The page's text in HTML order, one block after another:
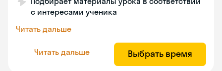
с интересами ученика
Читать дальше
Читать дальше Выбрать время